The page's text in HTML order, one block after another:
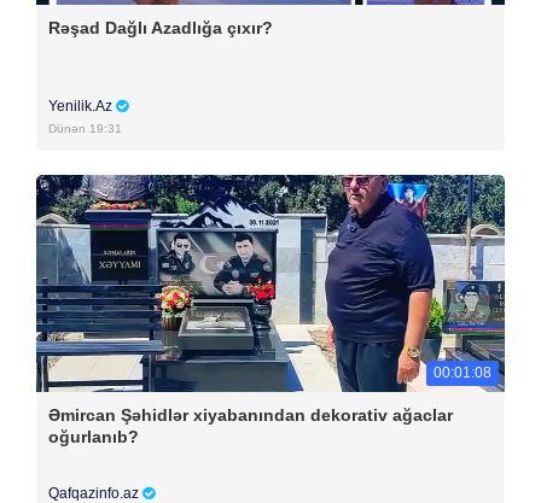
Rəşad Dağlı Azadlığa çıxır?
Yenilik.Az
Dünən 19:31
00:01:08
Əmircan Şəhidlər xiyabanından dekorativ ağaclar
oğurlanıb?
Qafqazinfo.az